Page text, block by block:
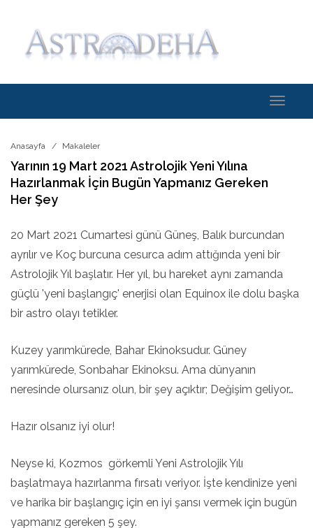
Toggle
Anasayfa Makaleler
Yarının 19 Mart 2021 Astrolojik Yeni Yılına
Hazırlanmak İçin Bugün Yapmanız Gereken
Her Şey
20 Mart 2021 Cumartesi günü Güneş, Balık burcundan
ayrılır ve Koç burcuna cesurca adım attığında yeni bir
Astrolojik Yıl başlatır. Her yıl, bu hareket aynı zamanda
güçlü 'yeni başlangıç' enerjisi olan Equinox ile dolu başka
bir astro olayı tetikler.
Kuzey yarımkürede, Bahar Ekinoksudur. Güney
yarımkürede, Sonbahar Ekinoksu. Ama dünyanın
neresinde olursanız olun, bir şey açıktır; Değişim geliyor…
Hazır olsanız iyi olur!
Neyse ki, Kozmos görkemli Yeni Astrolojik Yılı
başlatmaya hazırlanma fırsatı veriyor. İşte kendinize yeni
ve harika bir başlangıç için en iyi şansı vermek için bugün
yapmanız gereken 5 şey.